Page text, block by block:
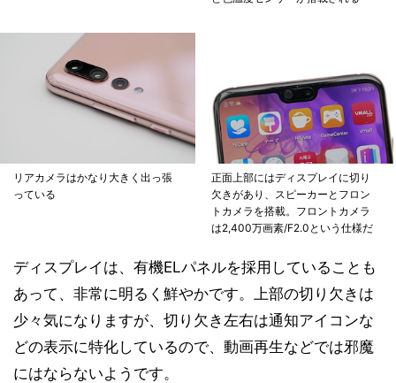
リアカメラはかなり大きく出っ張
っている
正面上部にはディスプレイに切り
欠きがあり、スピーカーとフロン
トカメラを搭載。フロントカメラ
は2,400万画素/F2.0という仕様だ
ディスプレイは、有機ELパネルを採用していることも
あって、非常に明るく鮮やかです。上部の切り欠きは
少々気になりますが、切り欠き左右は通知アイコンな
どの表示に特化しているので、動画再生などでは邪魔
にはならないようです。